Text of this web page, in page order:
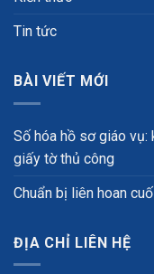
Tin tức
BÀI VIẾT MỚI
Số hóa hồ sơ giáo
giấy tờ thủ công
Chuẩn bị liên hoan
ĐỊA CHỈ LIÊN HỆ